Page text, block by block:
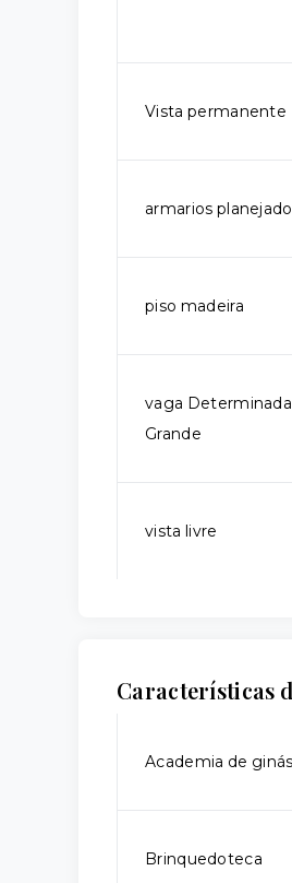
Vista permanente
armarios
piso madeira
vaga Determinada
Grande
vista livre
Características
Academia de
Brinquedoteca